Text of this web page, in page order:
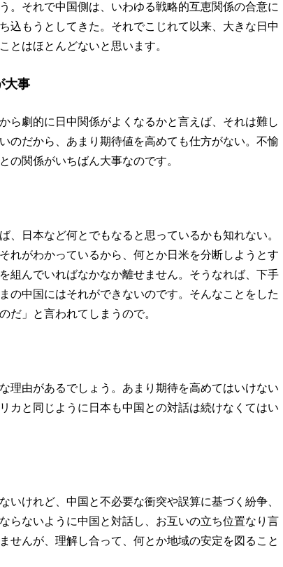
。それで中国側は、いわゆる戦略的互恵関係の合意に
込もうとしてきた。それでこじれて以来、大きな日中
とはほとんどないと思います。
大事
ら劇的に日中関係がよくなるかと言えば、それは難し
のだから、あまり期待値を高めても仕方がない。不愉
の関係がいちばん大事なのです。
、日本など何とでもなると思っているかも知れない。
れがわかっているから、何とか日米を分断しようとす
組んでいればなかなか離せません。そうなれば、下手
の中国にはそれができないのです。そんなことをした
だ」と言われてしまうので。
理由があるでしょう。あまり期待を高めてはいけない
カと同じように日本も中国との対話は続けなくてはい
いけれど、中国と不必要な衝突や誤算に基づく紛争、
らないように中国と対話し、お互いの立ち位置なり言
せんが、理解し合って、何とか地域の安定を図ること